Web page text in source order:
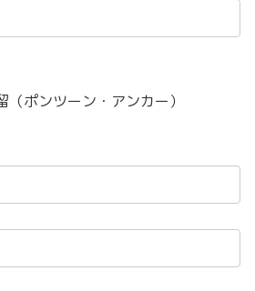
（ポンツーン・アンカー）